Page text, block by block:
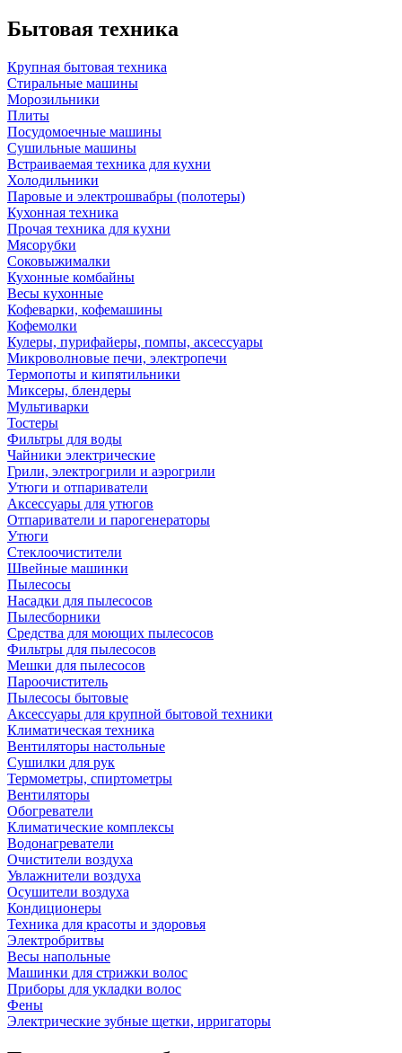
Бытовая техника
Крупная бытовая техника
Стиральные машины
Морозильники
Плиты
Посудомоечные машины
Сушильные машины
Встраиваемая техника для кухни
Холодильники
Паровые и электрошвабры (полотеры)
Кухонная техника
Прочая техника для кухни
Мясорубки
Соковыжималки
Кухонные комбайны
Весы кухонные
Кофеварки, кофемашины
Кофемолки
Кулеры, пурифайеры, помпы, аксессуары
Микроволновые печи, электропечи
Термопоты и кипятильники
Миксеры, блендеры
Мультиварки
Тостеры
Фильтры для воды
Чайники электрические
Грили, электрогрили и аэрогрили
Утюги и отпариватели
Аксессуары для утюгов
Отпариватели и парогенераторы
Утюги
Стеклоочистители
Швейные машинки
Пылесосы
Насадки для пылесосов
Пылесборники
Средства для моющих пылесосов
Фильтры для пылесосов
Мешки для пылесосов
Пароочиститель
Пылесосы бытовые
Аксессуары для крупной бытовой техники
Климатическая техника
Вентиляторы настольные
Сушилки для рук
Термометры, спиртометры
Вентиляторы
Обогреватели
Климатические комплексы
Водонагреватели
Очистители воздуха
Увлажнители воздуха
Осушители воздуха
Кондиционеры
Техника для красоты и здоровья
Электробритвы
Весы напольные
Машинки для стрижки волос
Приборы для укладки волос
Фены
Электрические зубные щетки, ирригаторы